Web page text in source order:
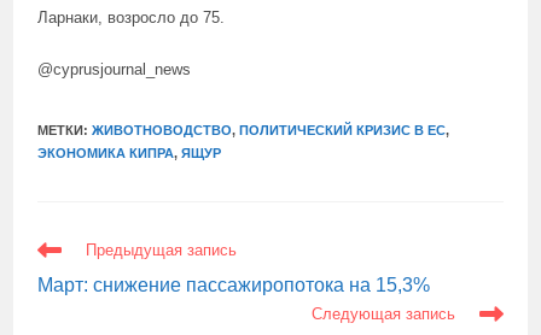
Ларнаки, возросло до 75.
@cyprusjournal_news
МЕТКИ:ЖИВОТНОВОДСТВО, ПОЛИТИЧЕСКИЙ КРИЗИС В ЕС,
ЭКОНОМИКА КИПРА, ЯЩУР
ЕЩЕ
СТАТЬИ
Предыдущая запись
Март: снижение пассажиропотока на 15,3%
Следующая запись